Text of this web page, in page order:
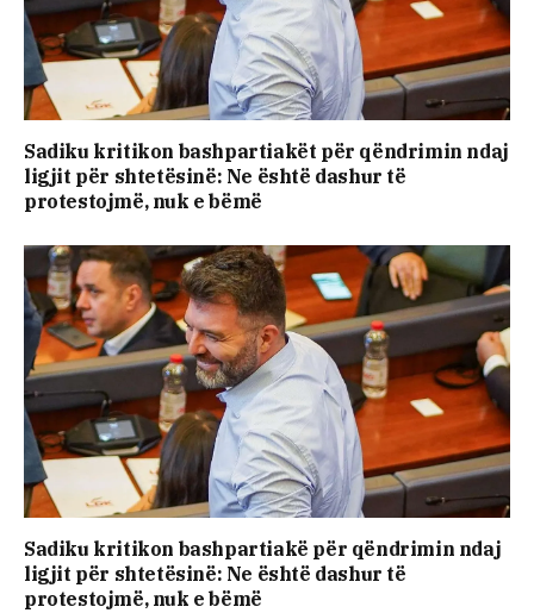
Sadiku kritikon bashpartiakët për qëndrimin ndaj
ligjit për shtetësinë: Ne është dashur të
protestojmë, nuk e bëmë
Sadiku kritikon bashpartiakë për qëndrimin ndaj
ligjit për shtetësinë: Ne është dashur të
protestojmë, nuk e bëmë